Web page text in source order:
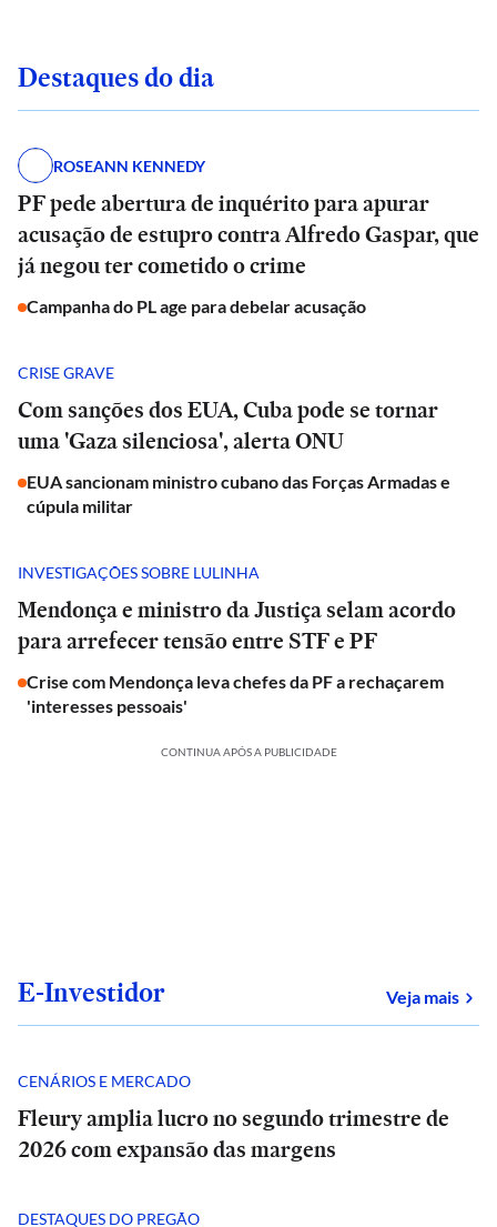
Destaques do dia
ROSEANN KENNEDY
PF pede abertura de inquérito para apurar
acusação de estupro contra Alfredo Gaspar, que
já negou ter cometido o crime
Campanha do PL age para debelar acusação
CRISE GRAVE
Com sanções dos EUA, Cuba pode se tornar
uma 'Gaza silenciosa', alerta ONU
EUA sancionam ministro cubano das Forças Armadas e
cúpula militar
INVESTIGAÇÕES SOBRE LULINHA
Mendonça e ministro da Justiça selam acordo
para arrefecer tensão entre STF e PF
Crise com Mendonça leva chefes da PF a rechaçarem
'interesses pessoais'
CONTINUA APÓS A PUBLICIDADE
E-Investidor Veja mais
CENÁRIOS E MERCADO
Fleury amplia lucro no segundo trimestre de
2026 com expansão das margens
DESTAQUES DO PREGÃO